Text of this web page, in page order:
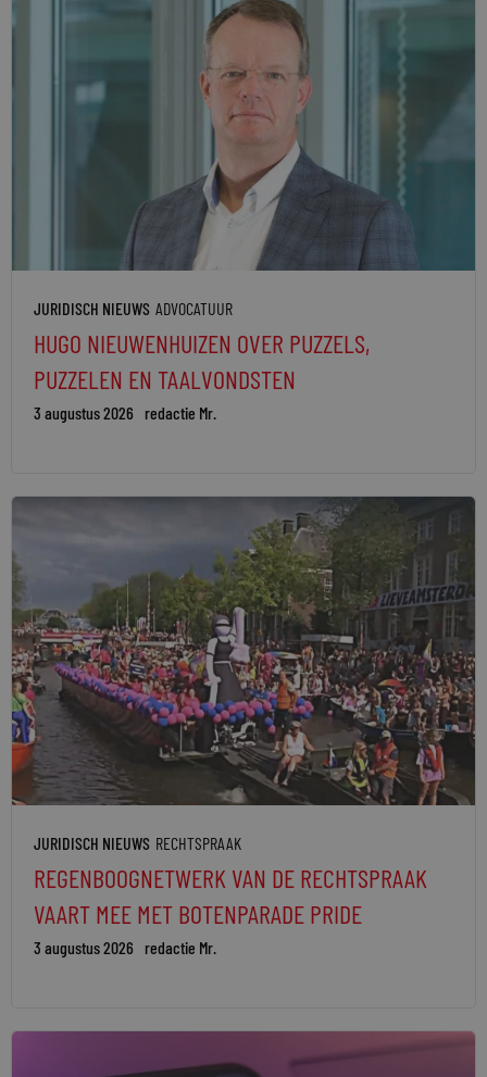
JURIDISCH NIEUWS ADVOCATUUR
HUGO NIEUWENHUIZEN OVER PUZZELS,
PUZZELEN EN TAALVONDSTEN
3 augustus 2026 redactie Mr.
JURIDISCH NIEUWS RECHTSPRAAK
REGENBOOGNETWERK VAN DE RECHTSPRAAK
VAART MEE MET BOTENPARADE PRIDE
3 augustus 2026 redactie Mr.